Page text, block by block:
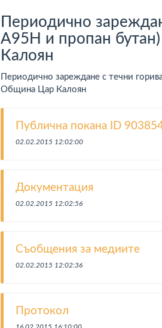
Периодично
А95H и пропан
Калоян
Периодично зареждане с течни
Община Цар Калоян
Публична покана ID
02.02.2015 12:02:00
Документация
02.02.2015 12:02:56
Съобщения за медиите
02.02.2015 12:02:36
Протокол
16.02.2015 16:10:00